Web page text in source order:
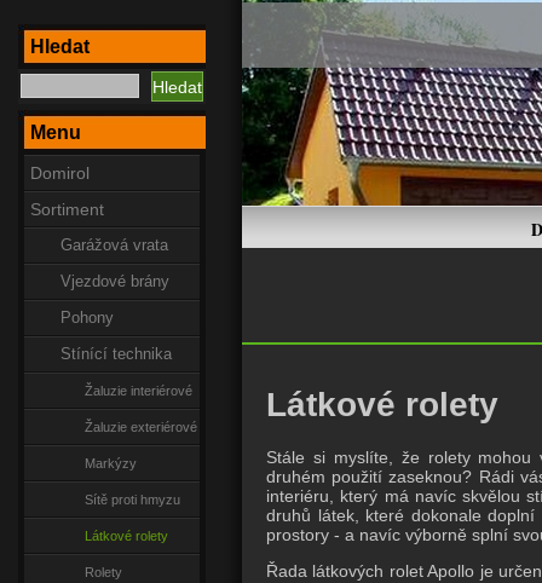
Hledat
Menu
Domirol
Sortiment
Garážová vrata
Vjezdové brány
Pohony
Stínící technika
Žaluzie interiérové
Žaluzie exteriérové
Markýzy
Sítě proti hmyzu
Látkové rolety
Rolety
Látkové rolety
Stále si myslíte, že rolety mohou
druhém použití zaseknou? Rádi
interiéru, který má navíc skvělou
druhů látek, které dokonale
prostory - a navíc výborně splní
Řada látkových rolet Apollo je